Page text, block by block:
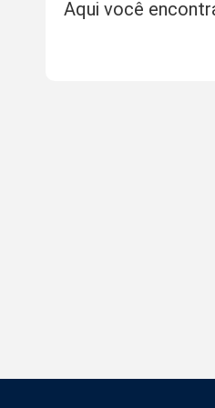
Aqui você